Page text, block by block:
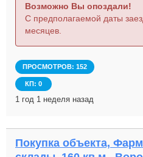
Возможно Вы опоздали!
С предполагаемой даты
месяцев.
ПРОСМОТРОВ: 152
КП: 0
1 год 1 неделя назад
Покупка объекта,